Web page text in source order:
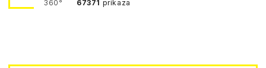
360° 67371 prikaza